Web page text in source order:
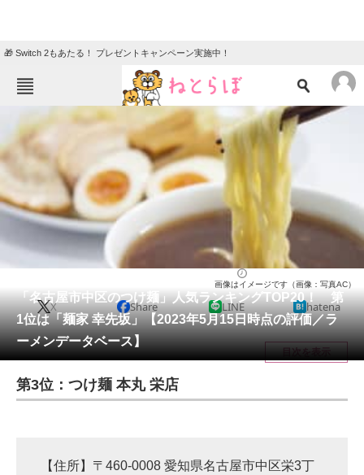
🎁 Switch 2もあたる！ プレゼントキャンペーン実施中！
ねとらぼメニュー
TOP ニュース
エンタメ
グルメ 地域
リサーチ
会員記事
メディア
注目記事を集めた総合ページ
ITの今と未来を見通す
進化するPCとデバイスの未来
「名古屋市中区のつけ麺」人気ランキングTOP20！ 第
1位は「麺家 幸先坂」【2023年5月15日時点の評価／ラ
ーメンデータベース】
画像はイメージです（画像：写真AC）
X Share LINE hatena
目次を表示
第3位：つけ麺 本丸 栄店
【住所】〒460-0008 愛知県名古屋市中区栄3丁